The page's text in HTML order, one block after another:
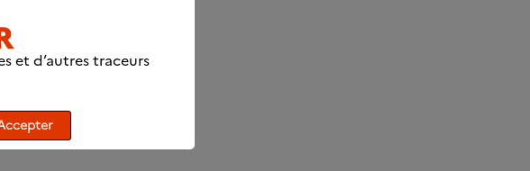
d’alcool pendant la
d’alcoolisation
:
taille,
et d’autres traceurs